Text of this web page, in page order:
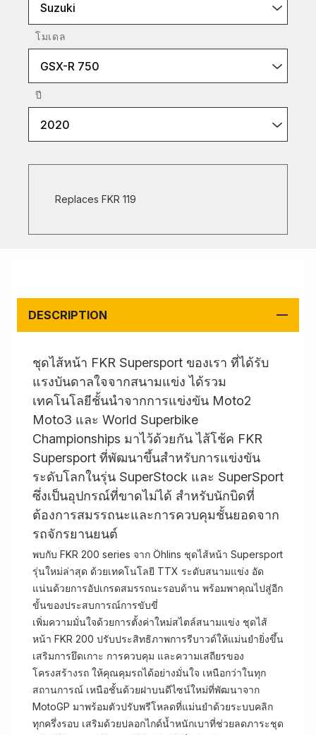
Suzuki
โมเดล
GSX-R 750
ปี
2020
Replaces FKR 119
DESCRIPTION
ชุดไส้หน้า FKR Supersport ของเรา ที่ได้รับ
แรงบันดาลใจจากสนามแข่ง ได้รวม
เทคโนโลยีชั้นนำจากการแข่งขัน Moto2
Moto3 และ World Superbike
Championships มาไว้ด้วยกัน ไส้โช้ค FKR
Supersport ที่พัฒนาขึ้นสำหรับการแข่งขัน
ระดับโลกในรุ่น SuperStock และ SuperSport
ซึ่งเป็นอุปกรณ์ที่ขาดไม่ได้ สำหรับนักบิดที่
ต้องการสมรรถนะและการควบคุมชั้นยอดจาก
รถจักรยานยนต์
พบกับ FKR 200 series จาก Öhlins ชุดไส้หน้า Supersport
รุ่นใหม่ล่าสุด ด้วยเทคโนโลยี TTX ระดับสนามแข่ง อัด
แน่นด้วยการอัปเกรดสมรรถนะรอบด้าน พร้อมพาคุณไปสู่อีก
ขั้นของประสบการณ์การขับขี่
เพิ่มความมั่นใจด้วยการตั้งค่าใหม่สไตล์สนามแข่ง ชุดไส้
หน้า FKR 200 ปรับประสิทธิภาพการรีบาวด์ให้แม่นยำยิ่งขึ้น
เสริมการยึดเกาะ การควบคุม และความเสถียรของ
โครงสร้างรถ ให้คุณคุมรถได้อย่างมั่นใจ เหนือกว่าในทุก
สถานการณ์ เหนือชั้นด้วยฝาบนดีไซน์ใหม่ที่พัฒนาจาก
MotoGP มาพร้อมตัวปรับพรีโหลดที่แม่นยำด้วยระบบคลิก
ทุกครึ่งรอบ เสริมด้วยปลอกไกด์น้ำหนักเบาที่ช่วยลดภาระชุด